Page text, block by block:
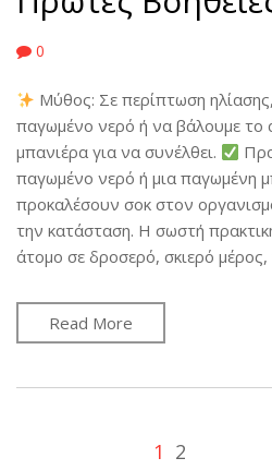
0
Μύθος: Σε περίπτωση
παγωμένο νερό ή να βάλουμε το
μπανιέρα για να συνέλθει.
παγωμένο νερό ή μια παγωμένη
προκαλέσουν σοκ στον
την κατάσταση. Η σωστή
άτομο σε δροσερό, σκιερό
Read More
1 2